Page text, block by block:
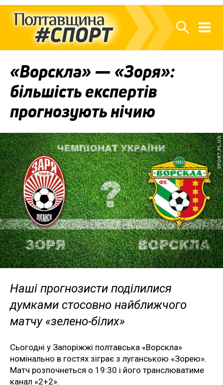
«Ворскла» — «Зоря»:
більшість експертів
прогнозують нічию
Наші прогнозисти поділилися
думками стосовно найближчого
матчу «зелено-білих»
Сьогодні у Запоріжжі полтавська «Ворскла»
номінально в гостях зіграє з луганською «Зорею».
Матч розпочнеться о 19:30 і його транслюватиме
канал «2+2».